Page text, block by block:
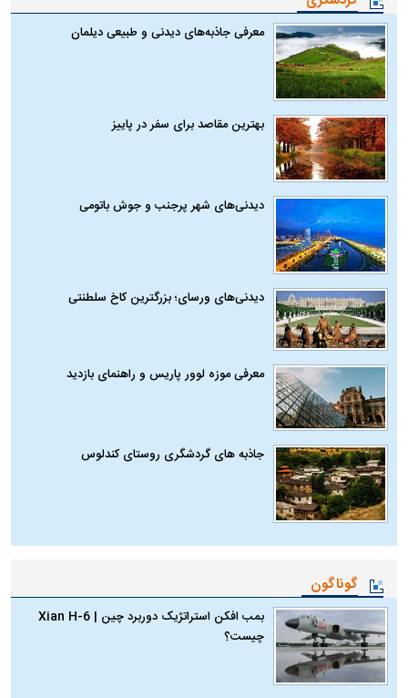
معرفی جاذبه‌های دیدنی و طبیعی دیلمان
بهترین مقاصد برای سفر در پاییز
دیدنی‌های شهر پرجنب و جوش باتومی
دیدنی‌های ورسای؛ بزرگترین کاخ سلطنتی
معرفی موزه لوور پاریس و راهنمای بازدید
جاذبه های گردشگری روستای کندلوس
گوناگون
بمب افکن استراتژیک دوربرد چین | Xian H-6
چیست؟